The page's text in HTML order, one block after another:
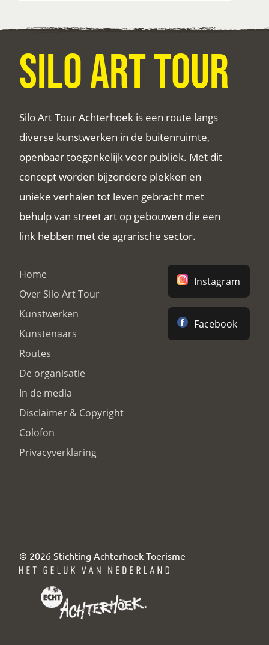
Silo art tour
Silo Art Tour Achterhoek is een route langs
diverse kunstwerken in de buitenruimte,
openbaar toegankelijk voor publiek. Met dit
concept worden bijzondere plekken en
unieke verhalen tot leven gebracht met
behulp van street art op gebouwen die een
link hebben met de agrarische sector.
Home
Over Silo Art Tour
Kunstwerken
Kunstenaars
Routes
De organisatie
In de media
Disclaimer & Copyright
Colofon
Privacyverklaring
Instagram
Facebook
© 2026 Stichting Achterhoek Toerisme